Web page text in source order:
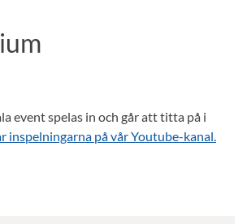
event spelas in och går att titta på i
inspelningarna på vår Youtube-kanal.